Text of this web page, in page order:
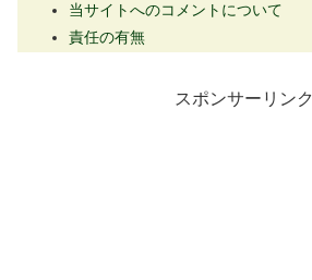
当サイトへのコメントについて
責任の有無
スポンサーリンク